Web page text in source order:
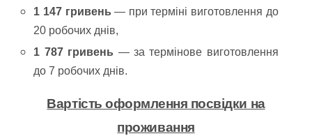
1 147 гривень — при терміні виготовлення до
20 робочих днів,
1 787 гривень — за термінове виготовлення
до 7 робочих днів.
Вартість оформлення посвідки на
проживання